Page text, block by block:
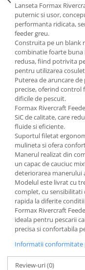
Lanseta Formax
puternic si usor,
performanta ridicata,
feeder greu.
Construita pe un blank
combinatie foarte buna
redusa, fiind potrivita
pentru utilizarea
Puterea de aruncare
precise, oferind
dificile de pescuit.
Formax Rivercraft
SiC de calitate, care
fluide si eficiente.
Suportul filetat
mulineta si ofera
Manerul realizat din
un capac de cauciuc
deteriorarea manerului
Modelul este livrat cu
complet, cu sensibilitati
rapida la diferite
Formax Rivercraft
ideala pentru pescarii
precisa si confortabila
Informatii conformitate
Review-uri(0)